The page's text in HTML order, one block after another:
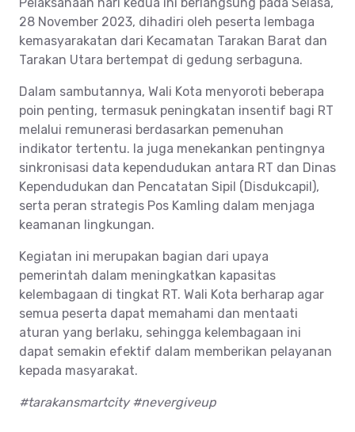
28 November 2023, dihadiri oleh peserta lembaga
kemasyarakatan dari Kecamatan Tarakan Barat dan
Tarakan Utara bertempat di gedung serbaguna.
Dalam sambutannya, Wali Kota menyoroti beberapa
poin penting, termasuk peningkatan insentif bagi RT
melalui remunerasi berdasarkan pemenuhan
indikator tertentu. Ia juga menekankan pentingnya
sinkronisasi data kependudukan antara RT dan Dinas
Kependudukan dan Pencatatan Sipil (Disdukcapil),
serta peran strategis Pos Kamling dalam menjaga
keamanan lingkungan.
Kegiatan ini merupakan bagian dari upaya
pemerintah dalam meningkatkan kapasitas
kelembagaan di tingkat RT. Wali Kota berharap agar
semua peserta dapat memahami dan mentaati
aturan yang berlaku, sehingga kelembagaan ini
dapat semakin efektif dalam memberikan pelayanan
kepada masyarakat.
#tarakansmartcity #nevergiveup